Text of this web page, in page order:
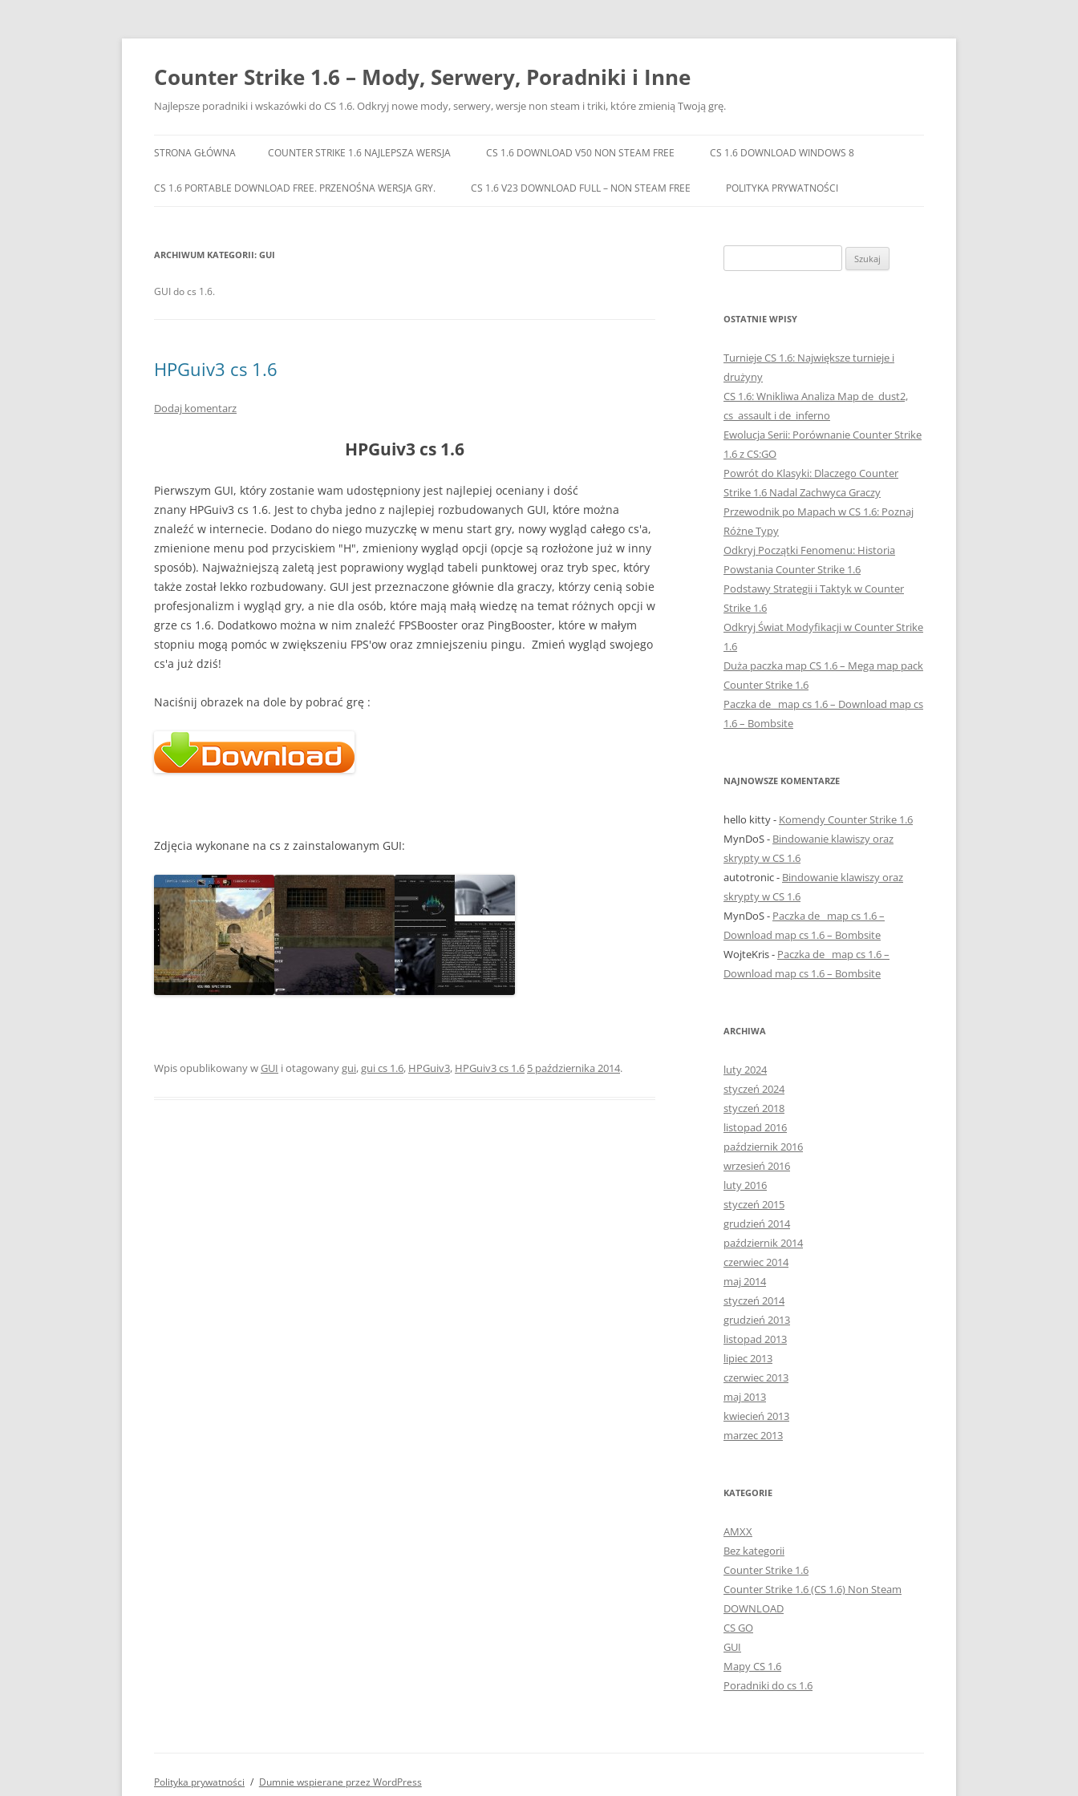
Przejdź
Counter Strike 1.6 – Mody, Serwery, Poradniki i Inne
Najlepsze poradniki i wskazówki do CS 1.6. Odkryj nowe mody, serwery, wersje non steam i triki, które zmienią Twoją grę.
STRONA GŁÓWNA COUNTER STRIKE 1.6 NAJLEPSZA WERSJA CS 1.6 DOWNLOAD V50 NON STEAM FREE CS 1.6 DOWNLOAD WINDOWS 8
CS 1.6 PORTABLE DOWNLOAD FREE. PRZENOŚNA WERSJA GRY. CS 1.6 V23 DOWNLOAD FULL – NON STEAM FREE POLITYKA PRYWATNOŚCI
ARCHIWUM KATEGORII: GUI
GUI do cs 1.6.
HPGuiv3 cs 1.6
Dodaj komentarz
HPGuiv3 cs 1.6
Pierwszym GUI, który zostanie wam udostępniony jest najlepiej oceniany i dość
znany HPGuiv3 cs 1.6. Jest to chyba jedno z najlepiej rozbudowanych GUI, które można
znaleźć w internecie. Dodano do niego muzyczkę w menu start gry, nowy wygląd całego cs'a,
zmienione menu pod przyciskiem "H", zmieniony wygląd opcji (opcje są rozłożone już w inny
sposób). Najważniejszą zaletą jest poprawiony wygląd tabeli punktowej oraz tryb spec, który
także został lekko rozbudowany. GUI jest przeznaczone głównie dla graczy, którzy cenią sobie
profesjonalizm i wygląd gry, a nie dla osób, które mają małą wiedzę na temat różnych opcji w
grze cs 1.6. Dodatkowo można w nim znaleźć FPSBooster oraz PingBooster, które w małym
stopniu mogą pomóc w zwiększeniu FPS'ow oraz zmniejszeniu pingu. Zmień wygląd swojego
cs'a już dziś!
Naciśnij obrazek na dole by pobrać grę :
Zdjęcia wykonane na cs z zainstalowanym GUI:
Wpis opublikowany wGUI i otagowanygui,gui cs 1.6, HPGuiv3, HPGuiv3 cs 1.6 5 października 2014.
OSTATNIE WPISY
Turnieje CS 1.6: Największe turnieje i
drużyny
CS 1.6: Wnikliwa Analiza Map de_dust2,
cs_assault i de_inferno
Ewolucja Serii: Porównanie Counter Strike
1.6 z CS:GO
Powrót do Klasyki: Dlaczego Counter
Strike 1.6 Nadal Zachwyca Graczy
Przewodnik po Mapach w CS 1.6: Poznaj
Różne Typy
Odkryj Początki Fenomenu: Historia
Powstania Counter Strike 1.6
Podstawy Strategii i Taktyk w Counter
Strike 1.6
Odkryj Świat Modyfikacji w Counter Strike
1.6
Duża paczka map CS 1.6 – Mega map pack
Counter Strike 1.6
Paczka de_ map cs 1.6 – Download map cs
1.6 – Bombsite
NAJNOWSZE KOMENTARZE
hello kitty- Komendy Counter Strike 1.6
MynDoS- Bindowanie klawiszy oraz
skrypty w CS 1.6
autotronic- Bindowanie klawiszy oraz
skrypty w CS 1.6
MynDoS- Paczka de_ map cs 1.6 –
Download map cs 1.6 – Bombsite
WojteKris- Paczka de_ map cs 1.6 –
Download map cs 1.6 – Bombsite
ARCHIWA
luty 2024
styczeń 2024
styczeń 2018
listopad 2016
październik 2016
wrzesień 2016
luty 2016
styczeń 2015
grudzień 2014
październik 2014
czerwiec 2014
maj 2014
styczeń 2014
grudzień 2013
listopad 2013
lipiec 2013
czerwiec 2013
maj 2013
kwiecień 2013
marzec 2013
KATEGORIE
AMXX
Bez kategorii
Counter Strike 1.6
Counter Strike 1.6 (CS 1.6) Non Steam
DOWNLOAD
CS GO
GUI
Mapy CS 1.6
Poradniki do cs 1.6
Polityka prywatności Dumnie wspierane przez WordPress